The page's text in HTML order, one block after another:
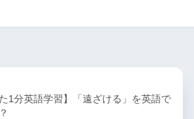
た1分英語学習】「遠ざける」を英語で